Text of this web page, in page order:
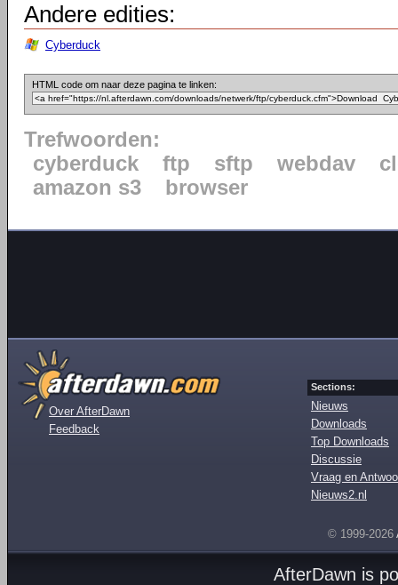
Andere edities:
Cyberduck
HTML code om naar deze pagina te linken:
Trefwoorden:
cyberduck
ftp sftp webdav
amazon s3
browser
Over AfterDawn
Feedback
Sections:
Nieuws
Downloads
Top Downloads
Discussie
Vraag en
Nieuws2.nl
© 1999-2026
AfterDawn is